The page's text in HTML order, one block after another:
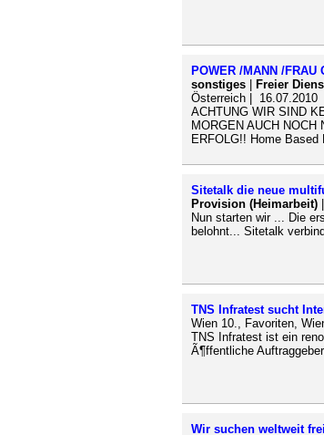
POWER /MANN /FRAU
sonstiges
Freier
Österreich | 16.07.2010
ACHTUNG WIR SIND
MORGEN AUCH
ERFOLG!! Home
Sitetalk die neue
Provision (Heimarbeit)
Nun starten wir ... Die
belohnt... Sitetalk
TNS Infratest sucht
Wien 10., Favoriten,
TNS Infratest ist ein
Ã¶ffentliche
Wir suchen weltweit